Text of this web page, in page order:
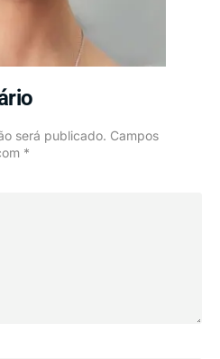
será publicado. Campos
*